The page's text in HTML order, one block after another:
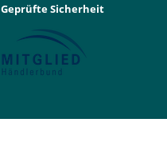
Geprüfte Sicherheit